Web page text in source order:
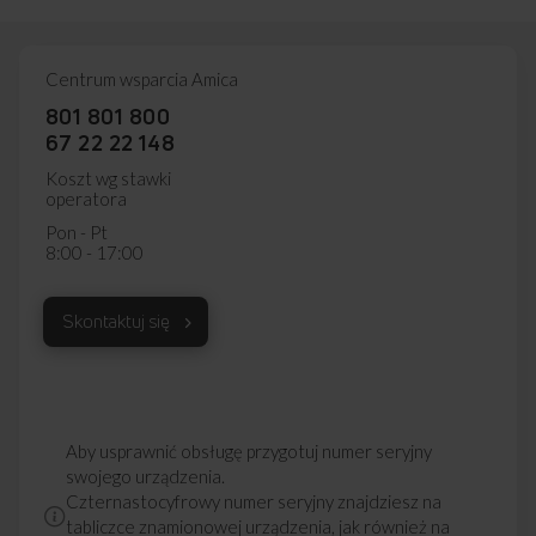
Centrum wsparcia Amica
801 801 800
67 22 22 148
Koszt wg stawki
operatora
Pon - Pt
8:00 - 17:00
Skontaktuj się
Aby usprawnić obsługę przygotuj numer seryjny
swojego urządzenia.
Czternastocyfrowy numer seryjny znajdziesz na
tabliczce znamionowej urządzenia, jak również na